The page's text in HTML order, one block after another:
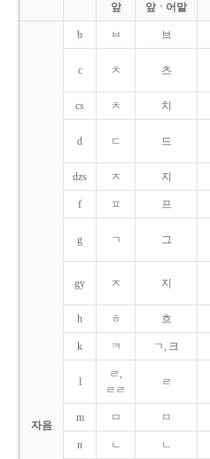
앞
앞ㆍ어말
자음
b ㅂ 브
c ㅊ 츠
cs ㅊ 치
d ㄷ 드
dzs ㅈ 지
f ㅍ 프
g ㄱ 그
gy ㅈ 지
h ㅎ 흐
k ㅋ ㄱ, 크
l
ㄹ,
ㄹㄹ
ㄹ
m ㅁ ㅁ
n ㄴ ㄴ